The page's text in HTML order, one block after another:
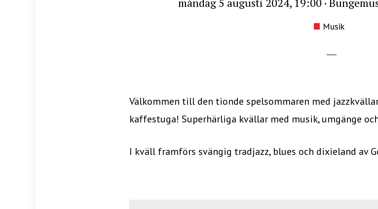
Musik
Välkommen till den tionde spelsommaren med
kaffestuga! Superhärliga kvällar med musik, umgänge
I kväll framförs svängig tradjazz, blues och dixieland av